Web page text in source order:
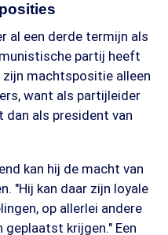
al een derde termijn als
partij heeft
zijn machtspositie alleen
want als partijleider
dan als president van
kan hij de macht van
"Hij kan daar zijn loyale
op allerlei andere
krijgen." Een